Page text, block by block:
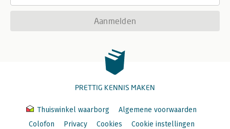
Aanmelden
PRETTIG KENNIS MAKEN
Thuiswinkel waarborg
Algemene voorwaarden
Colofon
Privacy Cookies
Cookie instellingen